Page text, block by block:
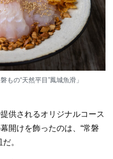
もの“天然平目”鳳城魚滑」
供されるオリジナルコース
開けを飾ったのは、“常磐
。